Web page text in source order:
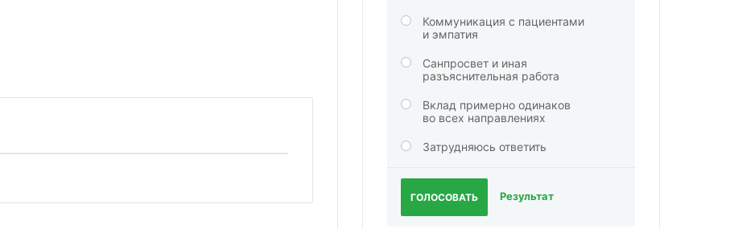
Коммуникация с пациентами
и эмпатия
Санпросвет и иная
разъяснительная работа
Вклад примерно одинаков
во всех направлениях
Затрудняюсь ответить
ГОЛОСОВАТЬ Результат